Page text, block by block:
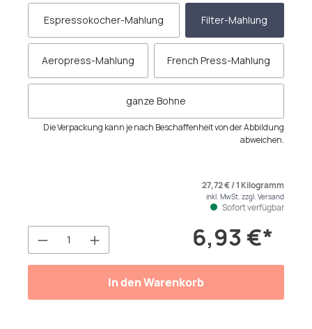
Espressokocher-Mahlung Filter-Mahlung
Aeropress-Mahlung French Press-Mahlung
ganze Bohne
Die Verpackung kann je nach Beschaffenheit von der Abbildung
abweichen.
Produkt Anzahl: Gib den6,93 €*
27,72 € / 1 Kilogramm
inkl. MwSt. zzgl. Versand
Sofort verfügbar
In den Warenkorb